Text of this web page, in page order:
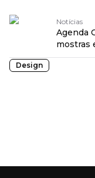
Notícias
Agenda
mostras
Design